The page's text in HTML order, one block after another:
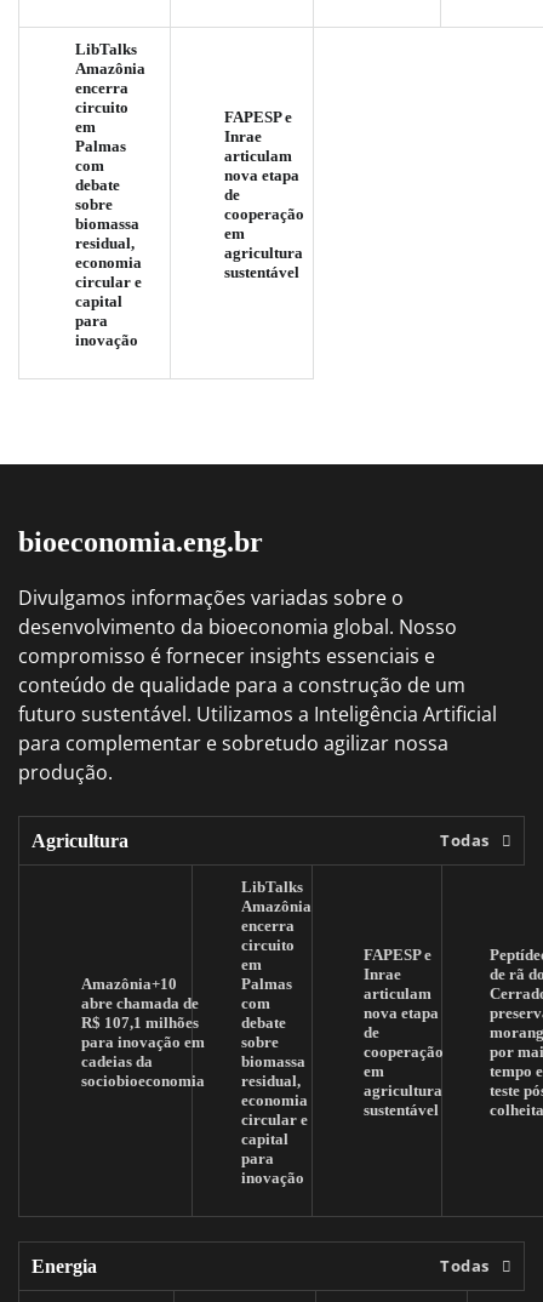
LibTalks
Amazônia
encerra
circuito
em
Palmas
com
debate
sobre
biomassa
residual,
economia
circular e
capital
para
inovação
FAPESP e
Inrae
articulam
nova etapa
de
cooperação
em
agricultura
sustentável
bioeconomia.eng.br
Divulgamos informações variadas sobre o
desenvolvimento da bioeconomia global. Nosso
compromisso é fornecer insights essenciais e
conteúdo de qualidade para a construção de um
futuro sustentável. Utilizamos a Inteligência Artificial
para complementar e sobretudo agilizar nossa
produção.
Agricultura Todas
Amazônia+10
abre chamada de
R$ 107,1 milhões
para inovação em
cadeias da
sociobioeconomia
LibTalks
Amazônia
encerra
circuito
em
Palmas
com
debate
sobre
biomassa
residual,
economia
circular e
capital
para
inovação
FAPESP e
Inrae
articulam
nova etapa
de
cooperação
em
agricultura
sustentável
de rã
por
tempo
teste
Energia Todas